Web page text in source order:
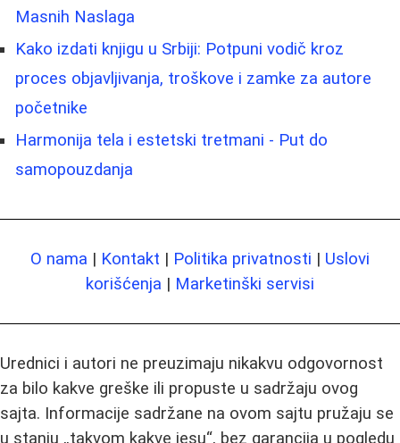
Masnih Naslaga
Kako izdati knjigu u Srbiji: Potpuni vodič kroz
proces objavljivanja, troškove i zamke za autore
početnike
Harmonija tela i estetski tretmani - Put do
samopouzdanja
O nama | Kontakt | Politika privatnosti | Uslovi
korišćenja | Marketinški servisi
Urednici i autori ne preuzimaju nikakvu odgovornost
za bilo kakve greške ili propuste u sadržaju ovog
sajta. Informacije sadržane na ovom sajtu pružaju se
u stanju „takvom kakve jesu“, bez garancija u pogledu